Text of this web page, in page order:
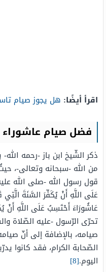
اقرأ أيضًا: هل يجوز صيام
فضل صيام عاشوراء
ذكر الشّيخ ابن باز -رحمه
من الله -سبحانه وتعالى-،
قول رسول الله -صلى الله
عَلَى اللَّهِ أَنْ يُكَفِّرَ السَّنَةَ
عَاشُورَاءَ أَحْتَسِبُ عَلَى اللَّهِ أَنْ
تحرّى الرّسول -عليه الصّلاة
صيامه، بالإضافة إلى أنّ
الصّحابة الكرام، فقد كانوا
اليوم.[8]